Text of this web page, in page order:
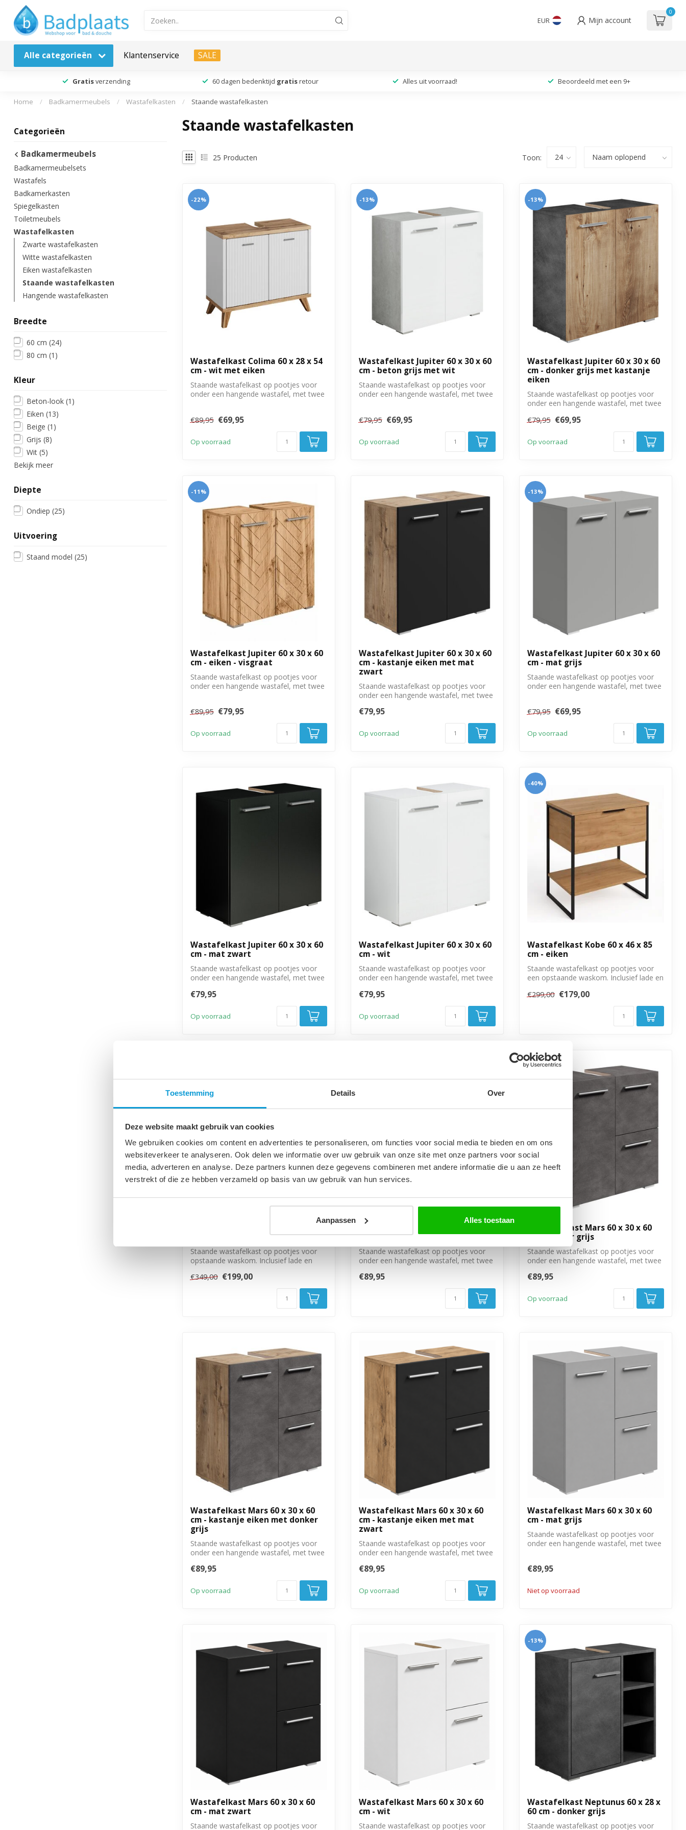
Toestemming Details Over
Deze website maakt gebruik van cookies
We gebruiken cookies om content en advertenties te personaliseren, om functies voor social media te bieden en om ons
websiteverkeer te analyseren. Ook delen we informatie over uw gebruik van onze site met onze partners voor social
media, adverteren en analyse. Deze partners kunnen deze gegevens combineren met andere informatie die u aan ze heeft
verstrekt of die ze hebben verzameld op basis van uw gebruik van hun services.
Aanpassen Alles toestaan
EUR Mijn account
0
Alle categorieën Klantenservice SALE
Gratisverzending 60 dagen bedenktijd gratis retour Alles uit voorraad! Beoordeeld met een 9+
Home / Badkamermeubels / Wastafelkasten / Staande wastafelkasten
Categorieën
Badkamermeubels
Badkamermeubelsets
Wastafels
Badkamerkasten
Spiegelkasten
Toiletmeubels
Wastafelkasten
Zwarte wastafelkasten
Witte wastafelkasten
Eiken wastafelkasten
Staande wastafelkasten
Hangende wastafelkasten
Breedte
60 cm (24)
80 cm (1)
Kleur
Beton-look (1)
Eiken (13)
Beige (1)
Grijs (8)
Wit (5)
Bekijk meer
Diepte
Ondiep (25)
Uitvoering
Staand model (25)
Staande wastafelkasten
25 Producten Toon:
-22%
Wastafelkast Colima 60 x 28 x 54
cm - wit met eiken
Staande wastafelkast op pootjes voor
onder een hangende wastafel, met twee
€89,95 €69,95
Op voorraad
-13%
Wastafelkast Jupiter 60 x 30 x 60
cm - beton grijs met wit
Staande wastafelkast op pootjes voor
onder een hangende wastafel, met twee
€79,95 €69,95
Op voorraad
-13%
Wastafelkast Jupiter 60 x 30 x 60
cm - donker grijs met kastanje
eiken
Staande wastafelkast op pootjes voor
onder een hangende wastafel, met twee
€79,95 €69,95
Op voorraad
-11%
Wastafelkast Jupiter 60 x 30 x 60
cm - eiken - visgraat
Staande wastafelkast op pootjes voor
onder een hangende wastafel, met twee
€89,95 €79,95
Op voorraad
Wastafelkast Jupiter 60 x 30 x 60
cm - kastanje eiken met mat
zwart
Staande wastafelkast op pootjes voor
onder een hangende wastafel, met twee
€79,95
Op voorraad
-13%
Wastafelkast Jupiter 60 x 30 x 60
cm - mat grijs
Staande wastafelkast op pootjes voor
onder een hangende wastafel, met twee
€79,95 €69,95
Op voorraad
Wastafelkast Jupiter 60 x 30 x 60
cm - mat zwart
Staande wastafelkast op pootjes voor
onder een hangende wastafel, met twee
€79,95
Op voorraad
Wastafelkast Jupiter 60 x 30 x 60
cm - wit
Staande wastafelkast op pootjes voor
onder een hangende wastafel, met twee
€79,95
Op voorraad
-40%
Wastafelkast Kobe 60 x 46 x 85
cm - eiken
Staande wastafelkast op pootjes voor
een opstaande waskom. Inclusief lade en
€299,00 €179,00
Staande wastafelkast op pootjes voor
opstaande waskom. Inclusief lade en
€349,00 €199,00
cm - beige
Staande wastafelkast op pootjes voor
onder een hangende wastafel, met twee
€89,95
Wastafelkast Mars 60 x 30 x 60
cm - donker grijs
Staande wastafelkast op pootjes voor
onder een hangende wastafel, met twee
€89,95
Op voorraad
Wastafelkast Mars 60 x 30 x 60
cm - kastanje eiken met donker
grijs
Staande wastafelkast op pootjes voor
onder een hangende wastafel, met twee
€89,95
Op voorraad
Wastafelkast Mars 60 x 30 x 60
cm - kastanje eiken met mat
zwart
Staande wastafelkast op pootjes voor
onder een hangende wastafel, met twee
€89,95
Op voorraad
Wastafelkast Mars 60 x 30 x 60
cm - mat grijs
Staande wastafelkast op pootjes voor
onder een hangende wastafel, met twee
€89,95
Niet op voorraad
Wastafelkast Mars 60 x 30 x 60
cm - mat zwart
Staande wastafelkast op pootjes voor
Wastafelkast Mars 60 x 30 x 60
cm - wit
Staande wastafelkast op pootjes voor
-13%
Wastafelkast Neptunus 60 x 28 x
60 cm - donker grijs
Staande wastafelkast op pootjes voor